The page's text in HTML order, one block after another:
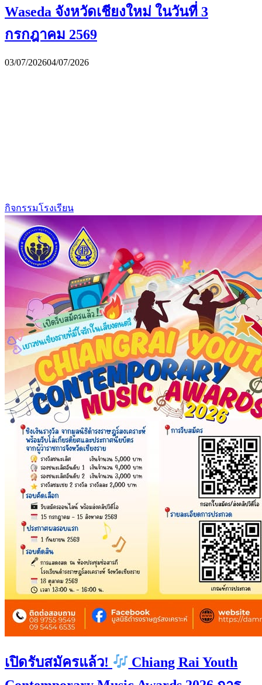
Waseda จังหวัดเชียงใหม่ ในวันที่ 3
กรกฎาคม 2569
03/07/202604/07/2026
กิจกรรมโรงเรียน
เปิดรับสมัครแล้ว!
Chiang Rai Youth